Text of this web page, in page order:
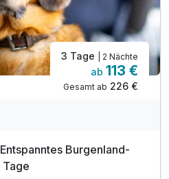
3 Tage | 2 Nächte
ab 113 €
Gesamt ab 226 €
Burgenland-
Tage